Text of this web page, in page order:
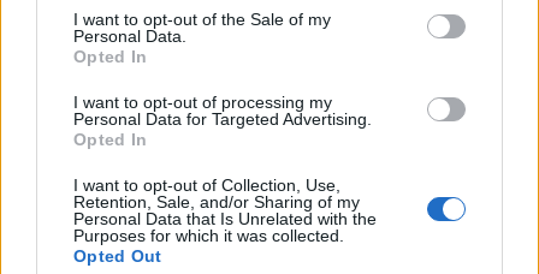
consent section.
I want to opt-out of the Sale of my
Personal Data.
Opted In
I want to opt-out of processing my
Personal Data for Targeted Advertising.
Opted In
I want to opt-out of Collection, Use,
Retention, Sale, and/or Sharing of my
Personal Data that Is Unrelated with the
Purposes for which it was collected.
Opted Out
Gareth Taylor, Rex Obano, Michael Brogan,
Joanna Morton,
Peter Gardiner, Jack Bennett, Alex Woodhall, Carl
Prekopp
Asszisztens: Nánay Fanni és Sasha Wells
Jelmeztervező: Nagy Fruzsina
Díszlettervező: Valcz Gábor
Világosító: Bányai Tamás